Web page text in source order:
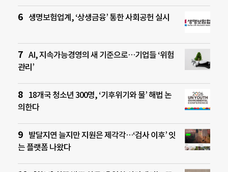
생명보험업계, ‘상생금융’ 통한 사회공헌 실시
AI, 지속가능경영의 새 기준으로…기업들 ‘위험
관리’
18개국 청소년 300명, ‘기후위기와 물’ 해법 논
의한다
발달지연 늘지만 지원은 제각각…‘검사 이후’ 잇
는 플랫폼 나왔다